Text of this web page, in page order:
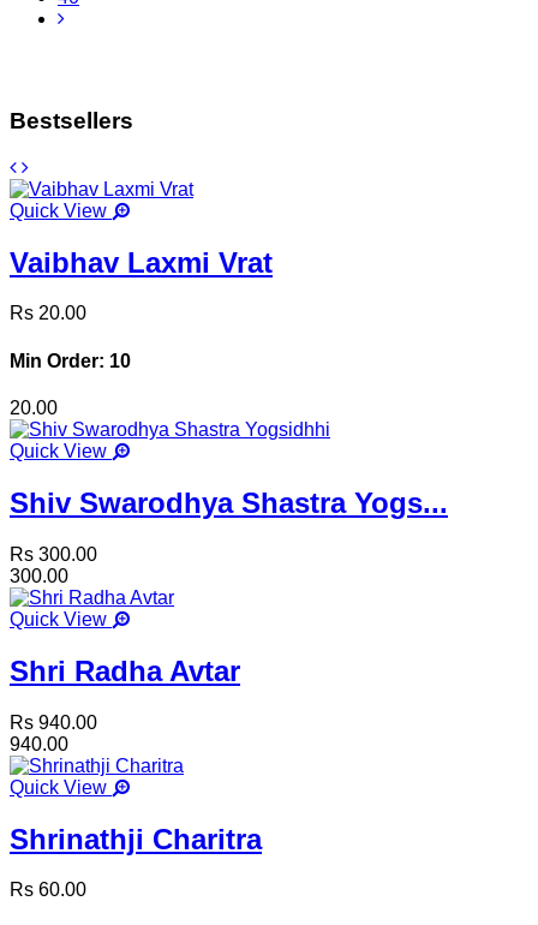
Bestsellers
Quick View
Vaibhav Laxmi Vrat
Rs 20.00
Min Order: 10
20.00
Quick View
Shiv Swarodhya Shastra Yogs...
Rs 300.00
300.00
Quick View
Shri Radha Avtar
Rs 940.00
940.00
Quick View
Shrinathji Charitra
Rs 60.00